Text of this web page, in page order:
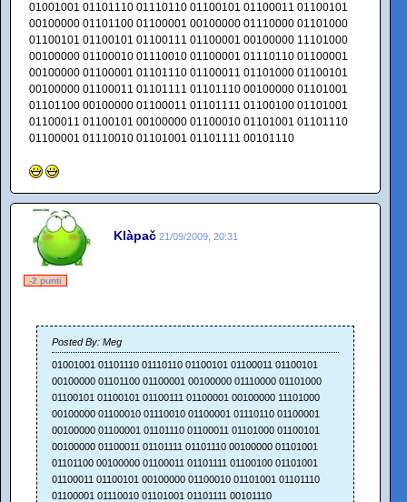
01001001 01101110 01110110 01100101 01100011 01100101
00100000 01101100 01100001 00100000 01110000 01101000
01100101 01100101 01100111 01100001 00100000 11101000
00100000 01100010 01110010 01100001 01110110 01100001
00100000 01100001 01101110 01100011 01101000 01100101
00100000 01100011 01101111 01101110 00100000 01101001
01101100 00100000 01100011 01101111 01100100 01101001
01100011 01100101 00100000 01100010 01101001 01101110
01100001 01110010 01101001 01101111 00101110
Klàpač 21/09/2009, 20:31
-2 punti
Posted By: Meg
01001001 01101110 01110110 01100101 01100011 01100101
00100000 01101100 01100001 00100000 01110000 01101000
01100101 01100101 01100111 01100001 00100000 11101000
00100000 01100010 01110010 01100001 01110110 01100001
00100000 01100001 01101110 01100011 01101000 01100101
00100000 01100011 01101111 01101110 00100000 01101001
01101100 00100000 01100011 01101111 01100100 01101001
01100011 01100101 00100000 01100010 01101001 01101110
01100001 01110010 01101001 01101111 00101110